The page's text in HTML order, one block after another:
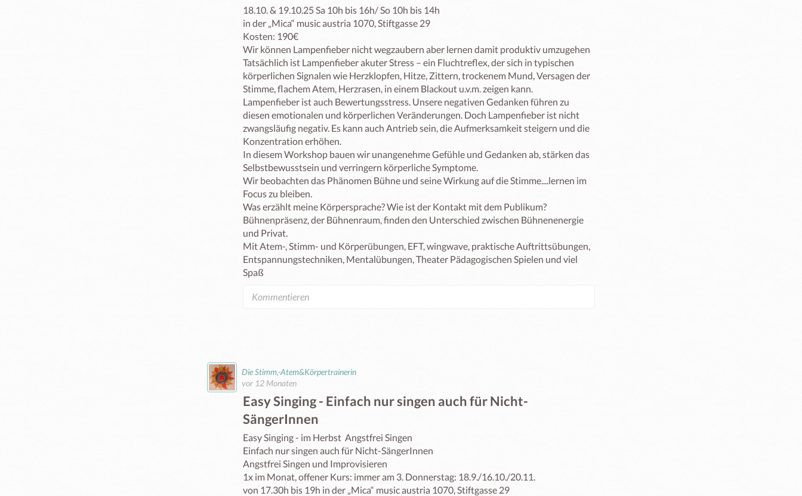
18.10. & 19.10.25 Sa 10h bis 16h/ So 10h bis 14h
in der „Mica“ music austria 1070, Stiftgasse 29
Kosten: 190€
Wir können Lampenfieber nicht wegzaubern aber lernen damit produktiv umzugehen
Tatsächlich ist Lampenfieber akuter Stress – ein Fluchtreflex, der sich in typischen
körperlichen Signalen wie Herzklopfen, Hitze, Zittern, trockenem Mund, Versagen der
Stimme, flachem Atem, Herzrasen, in einem Blackout u.v.m. zeigen kann.
Lampenfieber ist auch Bewertungsstress. Unsere negativen Gedanken führen zu
diesen emotionalen und körperlichen Veränderungen. Doch Lampenfieber ist nicht
zwangsläufig negativ. Es kann auch Antrieb sein, die Aufmerksamkeit steigern und die
Konzentration erhöhen.
In diesem Workshop bauen wir unangenehme Gefühle und Gedanken ab, stärken das
Selbstbewusstsein und verringern körperliche Symptome.
Wir beobachten das Phänomen Bühne und seine Wirkung auf die Stimme....lernen im
Focus zu bleiben.
Was erzählt meine Körpersprache? Wie ist der Kontakt mit dem Publikum?
Bühnenpräsenz, der Bühnenraum, finden den Unterschied zwischen Bühnenenergie
und Privat.
Mit Atem-, Stimm- und Körperübungen, EFT, wingwave, praktische Auftrittsübungen,
Entspannungstechniken, Mentalübungen, Theater Pädagogischen Spielen und viel
Spaß
Die Stimm,-Atem&Körpertrainerin
vor 12 Monaten
Easy Singing - Einfach nur singen auch für Nicht-
SängerInnen
Easy Singing - im Herbst  Angstfrei Singen
Einfach nur singen auch für Nicht-SängerInnen
Angstfrei Singen und Improvisieren
1x im Monat, offener Kurs: immer am 3. Donnerstag: 18.9./16.10./20.11.
von 17.30h bis 19h in der „Mica“ music austria 1070, Stiftgasse 29